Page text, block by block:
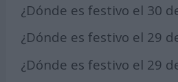
¿Dónde es festivo el 30
¿Dónde es festivo el 29
¿Dónde es festivo el 29